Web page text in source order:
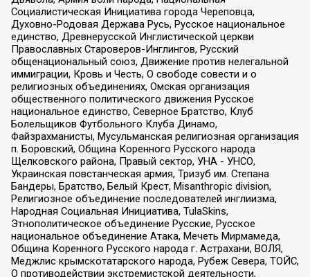
Социалистическая Инициатива города Череповца,
Духовно-Родовая Держава Русь, Русское национальное
единство, Древнерусской Инглистической церкви
Православных Староверов-Инглингов, Русский
общенациональный союз, Движение против нелегальной
иммиграции, Кровь и Честь, О свободе совести и о
религиозных объединениях, Омская организация
общественного политического движения Русское
национальное единство, Северное Братство, Клуб
Болельщиков Футбольного Клуба Динамо,
Файзрахманисты, Мусульманская религиозная организация
п. Боровский, Община Коренного Русского народа
Щелковского района, Правый сектор, УНА - УНСО,
Украинская повстанческая армия, Тризуб им. Степана
Бандеры, Братство, Белый Крест, Misanthropic division,
Религиозное объединение последователей инглиизма,
Народная Социальная Инициатива, TulaSkins,
Этнополитическое объединение Русские, Русское
национальное объединение Атака, Мечеть Мирмамеда,
Община Коренного Русского народа г. Астрахани, ВОЛЯ,
Меджлис крымскотатарского народа, Рубеж Севера, ТОЙС,
О противодействии экстремистской деятельности,